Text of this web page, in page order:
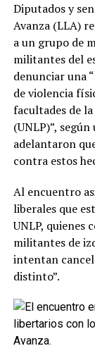
Diputados y
Avanza (LLA)
a un grupo de
militantes del
denunciar una
de violencia
facultades de
(UNLP)”,
adelantaron
contra estos
Al encuentro
liberales que
UNLP, quienes
militantes de
intentan
distinto”.